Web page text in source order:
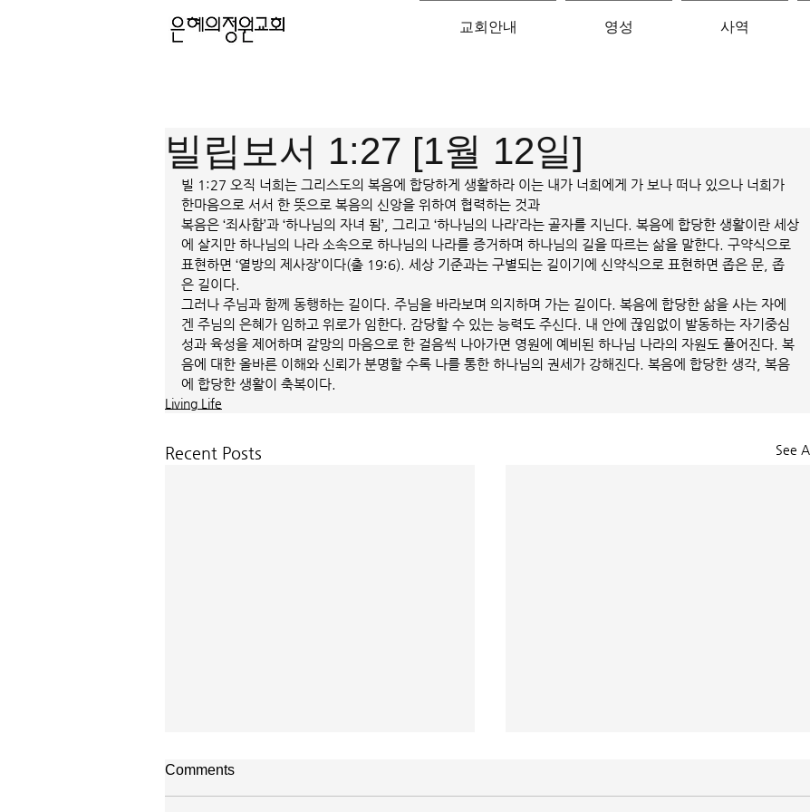
교회안내 영성 사역
빌립보서 1:27 [1월 12일]
빌 1:27 오직 너희는 그리스도의 복음에 합당하게 생활하라 이는 내가 너희에게 가 보나 떠나 있으나 너희가
한마음으로 서서 한 뜻으로 복음의 신앙을 위하여 협력하는 것과
복음은 ‘죄사함’과 ‘하나님의 자녀 됨’, 그리고 ‘하나님의 나라’라는 골자를 지닌다. 복음에 합당한 생활이란 세상
에 살지만 하나님의 나라 소속으로 하나님의 나라를 증거하며 하나님의 길을 따르는 삶을 말한다. 구약식으로
표현하면 ‘열방의 제사장’이다(출 19:6). 세상 기준과는 구별되는 길이기에 신약식으로 표현하면 좁은 문, 좁
은 길이다.
그러나 주님과 함께 동행하는 길이다. 주님을 바라보며 의지하며 가는 길이다. 복음에 합당한 삶을 사는 자에
겐 주님의 은혜가 임하고 위로가 임한다. 감당할 수 있는 능력도 주신다. 내 안에 끊임없이 발동하는 자기중심
성과 육성을 제어하며 갈망의 마음으로 한 걸음씩 나아가면 영원에 예비된 하나님 나라의 자원도 풀어진다. 복
음에 대한 올바른 이해와 신뢰가 분명할 수록 나를 통한 하나님의 권세가 강해진다. 복음에 합당한 생각, 복음
에 합당한 생활이 축복이다.
Living Life
Recent Posts See All
매일 묵상ㅣ시편 38:20-22
[시38:20-22] 또 악으로 선을 대신하는 자 [시37:22] 주의 복을 받은 자들은 땅을 차지
Comments